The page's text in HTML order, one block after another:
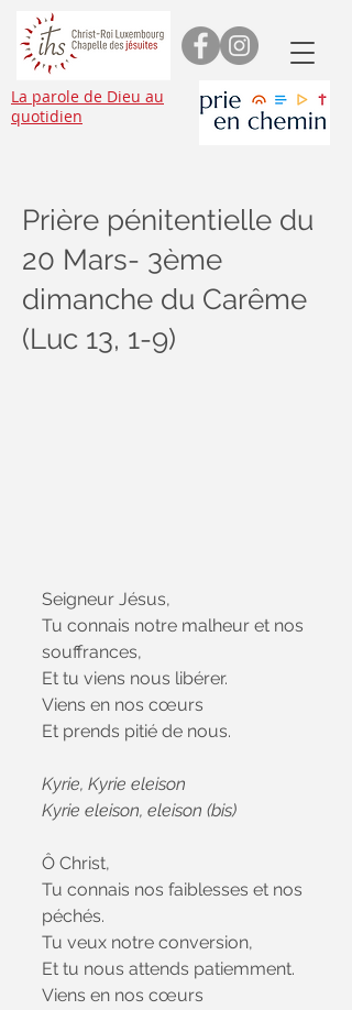
La parole de Dieu au
quotidien
Prière pénitentielle du
20 Mars- 3ème
dimanche du Carême
(Luc 13, 1-9)
Seigneur Jésus,
Tu connais notre malheur et nos
souffrances,
Et tu viens nous libérer.
Viens en nos cœurs
Et prends pitié de nous.
Kyrie, Kyrie eleison
Kyrie eleison, eleison (bis)
Ô Christ,
Tu connais nos faiblesses et nos
péchés.
Tu veux notre conversion,
Et tu nous attends patiemment.
Viens en nos cœurs